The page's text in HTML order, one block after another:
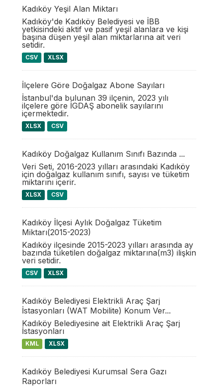
Kadıköy Yeşil Alan Miktarı
Kadıköy'de Kadıköy Belediyesi ve İBB
yetkisindeki aktif ve pasif yeşil alanlara ve kişi
başına düşen yeşil alan miktarlarına ait veri
setidir.
CSV XLSX
İlçelere Göre Doğalgaz Abone Sayıları
İstanbul'da bulunan 39 ilçenin, 2023 yılı
ilçelere göre İGDAŞ abonelik sayılarını
içermektedir.
XLSX CSV
Kadıköy Doğalgaz Kullanım Sınıfı Bazında ...
Veri Seti, 2016-2023 yılları arasındaki Kadıköy
için doğalgaz kullanım sınıfı, sayısı ve tüketim
miktarını içerir.
XLSX CSV
Kadıköy İlçesi Aylık Doğalgaz Tüketim
Miktarı(2015-2023)
Kadıköy ilçesinde 2015-2023 yılları arasında ay
bazında tüketilen doğalgaz miktarına(m3) ilişkin
veri setidir.
CSV XLSX
Kadıköy Belediyesi Elektrikli Araç Şarj
İstasyonları (WAT Mobilite) Konum Ver...
Kadıköy Belediyesine ait Elektrikli Araç Şarj
İstasyonları
KML XLSX
Kadıköy Belediyesi Kurumsal Sera Gazı
Raporları